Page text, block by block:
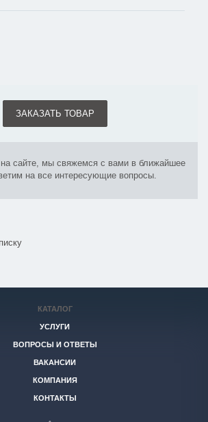
ЗАКАЗАТЬ ТОВАР
сайте, мы свяжемся с вами в ближайшее
на все интересующие вопросы.
КАТАЛОГ
УСЛУГИ
ВОПРОСЫ И ОТВЕТЫ
ВАКАНСИИ
КОМПАНИЯ
КОНТАКТЫ